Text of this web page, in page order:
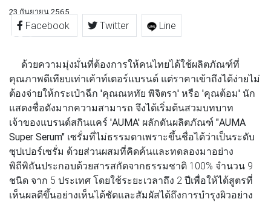
23 กันยายน 2565
Facebook Twitter Line
ด้วยความมุ่งมั่นที่ต้องการให้คนไทยได้ใช้ผลิตภัณฑ์ที่
คุณภาพดีเทียบเท่าเค้าท์เตอร์แบรนด์ แต่ราคาเข้าถึงได้ง่ายไม่
ต้องจ่ายให้กระเป๋าฉีก 'คุณณหทัย พิจิตรา' หรือ 'คุณต้อม' นัก
แสดงชื่อดังมากความสามารถ จึงได้เริ่มต้นสวมบทบาท
เจ้าของแบรนด์สกินแคร์ 'AUMA' ผลักดันผลิตภัณฑ์ "AUMA
Super Serum" เซรั่มที่ไม่ธรรมดาเพราะขึ้นชื่อได้ว่าเป็นระดับ
ซุปเปอร์เซรั่ม ด้วยส่วนผสมที่คิดค้นและทดลองมาอย่าง
พิถีพิถันประกอบด้วยสารสกัดจากธรรมชาติ 100% จำนวน 9
ชนิด จาก 5 ประเทศ โดยใช้ระยะเวลาถึง 2 ปีเพื่อให้ได้สูตรที่
เห็นผลดีขึ้นอย่างเห็นได้ชัดและสัมผัสได้ถึงการบำรุงผิวอย่าง